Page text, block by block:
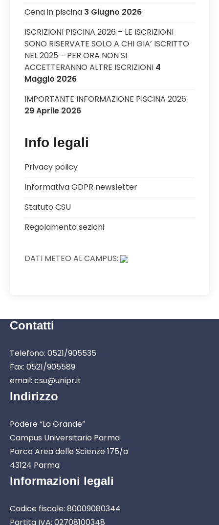
Cena in piscina 3 Giugno 2026
ISCRIZIONI PISCINA 2026 – LE ISCRIZIONI
SONO RISERVATE SOLO A CHI GIA’ ISCRITTO
NEL 2025 – PER ORA NON SI
ACCETTERANNO ALTRE ISCRIZIONI 4
Maggio 2026
IMPORTANTE INFORMAZIONE PISCINA 2026
29 Aprile 2026
Info legali
Privacy policy
Informativa GDPR newsletter
Statuto CSU
Regolamento sezioni
DATI METEO AL CAMPUS:
Contatti
Telefono: 0521/905535
Fax: 0521/905589
email: csu@unipr.it
Indirizzo
Podere “La Grande”
Campus Universitario Parma
Parco Area delle Scienze 175/a
43124 Parma
Informazioni legali
Codice fiscale: 80009080344
Partita IVA: 02708100348